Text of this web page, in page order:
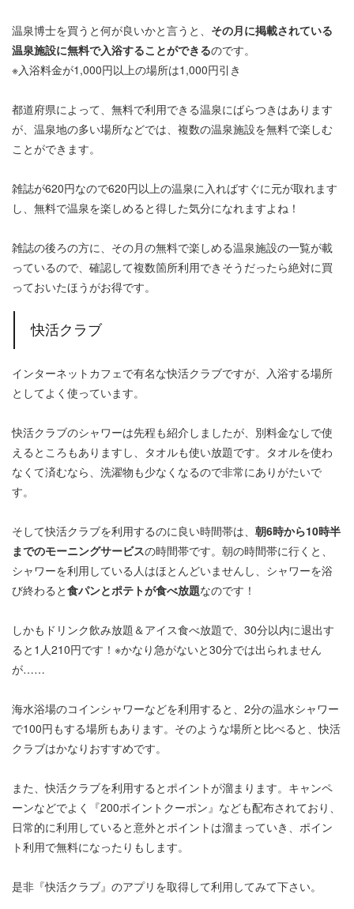
温泉博士を買うと何が良いかと言うと、 その月に掲載されている
温泉施設に無料で入浴することができるのです。
※入浴料金が1,000円以上の場所は1,000円引き
都道府県によって、無料で利用できる温泉にばらつきはあります
が、温泉地の多い場所などでは、複数の温泉施設を無料で楽しむ
ことができます。
雑誌が620円なので620円以上の温泉に入ればすぐに元が取れます
し、無料で温泉を楽しめると得した気分になれますよね！
雑誌の後ろの方に、その月の無料で楽しめる温泉施設の一覧が載
っているので、確認して複数箇所利用できそうだったら絶対に買
っておいたほうがお得です。
快活クラブ
インターネットカフェで有名な快活クラブですが、入浴する場所
としてよく使っています。
快活クラブのシャワーは先程も紹介しましたが、別料金なしで使
えるところもありますし、タオルも使い放題です。タオルを使わ
なくて済むなら、洗濯物も少なくなるので非常にありがたいで
す。
そして快活クラブを利用するのに良い時間帯は、 朝6時から10時半
までのモーニングサービスの時間帯です。朝の時間帯に行くと、
シャワーを利用している人はほとんどいませんし、シャワーを浴
び終わると食パンとポテトが食べ放題なのです！
しかもドリンク飲み放題＆アイス食べ放題で、30分以内に退出す
ると1人210円です！※かなり急がないと30分では出られません
が……
海水浴場のコインシャワーなどを利用すると、2分の温水シャワー
で100円もする場所もあります。そのような場所と比べると、快活
クラブはかなりおすすめです。
また、快活クラブを利用するとポイントが溜まります。キャンペ
ーンなどでよく『200ポイントクーポン』なども配布されており、
日常的に利用していると意外とポイントは溜まっていき、ポイン
ト利用で無料になったりもします。
是非『快活クラブ』のアプリを取得して利用してみて下さい。